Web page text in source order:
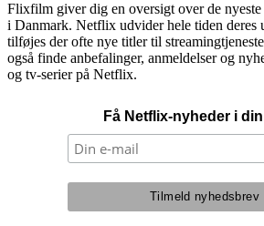
Flixfilm giver dig en oversigt over de
i Danmark. Netflix udvider hele tiden deres
tilføjes der ofte nye titler til
også finde anbefalinger, anmeldelser og
og tv-serier på Netflix.
Få Netflix-nyheder i